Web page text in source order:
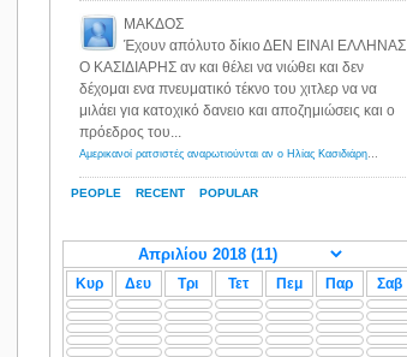
PEOPLE RECENT POPULAR
ΜΑΚΔΟΣ
Έχουν απόλυτο δίκιο ΔΕΝ ΕΙΝΑΙ ΕΛΛΗΝΑΣ
Ο ΚΑΣΙΔΙΑΡΗΣ αν και θέλει να νιώθει και δεν
δέχομαι ενα πνευματικό τέκνο του χιτλερ να να
μιλάει για κατοχικό δανειο και αποζημιώσεις και ο
πρόεδρος του...
Αμερικανοί ρατσιστές αναρωτιούνται αν ο Ηλίας Κασιδιάρης ανήκει στη λευκή φυλή... - Λόγιος Ερμής
Κυρ Δευ Τρι Τετ Πεμ Παρ Σαβ